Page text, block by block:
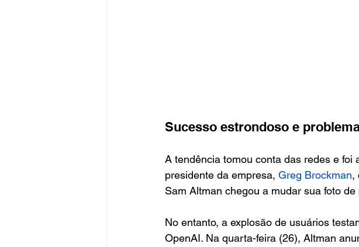
Sucesso estrondoso e
A tendência tomou conta das redes e
presidente da empresa, Greg Brockman,
Sam Altman chegou a mudar sua foto
No entanto, a explosão de usuários
OpenAI. Na quarta-feira (26), Altman